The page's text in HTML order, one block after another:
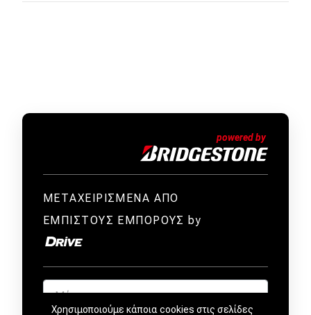
ΜΕΤΑΧΕΙΡΙΣΜΕΝΑ ΑΠΟ
ΕΜΠΙΣΤΟΥΣ ΕΜΠΟΡΟΥΣ by
Χρησιμοποιούμε κάποια cookies στις σελίδες